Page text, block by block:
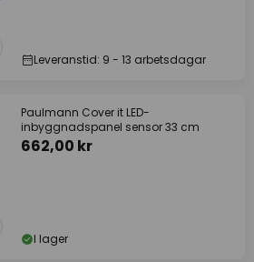
Leveranstid: 9 - 13 arbetsdagar
Paulmann Cover it LED-
inbyggnadspanel sensor 33 cm
662,00 kr
I lager